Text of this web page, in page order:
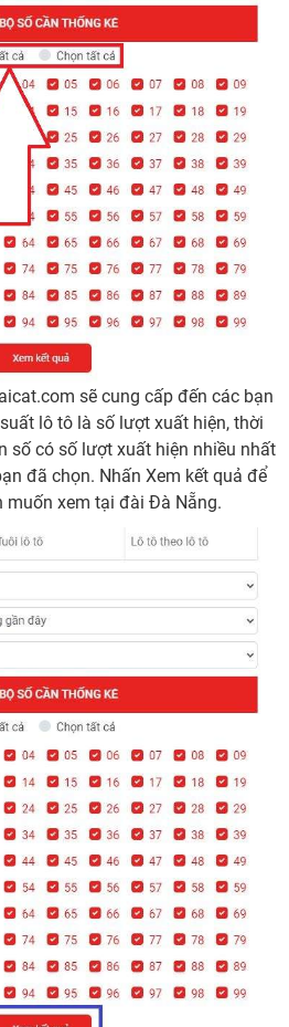
sẽ cung cấp đến các bạn
lô tô là số lượt xuất hiện, thời
số có số lượt xuất hiện nhiều nhất
đã chọn. Nhấn Xem kết quả để
muốn xem tại đài Đà Nẵng.